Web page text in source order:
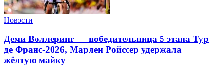
Новости
Деми Воллеринг — победительница 5 этапа Тур
де Франс-2026, Марлен Ройссер удержала
жёлтую майку